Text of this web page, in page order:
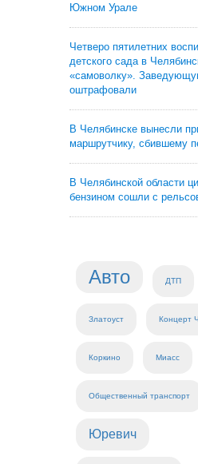
Южном Урале
Четверо пятилетних
детского сада в
«самоволку».
оштрафовали
В Челябинске вынесли
маршрутчику, сбившему
В Челябинской области
бензином сошли с
Авто ДТП
Златоуст Концерт
Коркино Миасс
Общественный транспорт
Юревич